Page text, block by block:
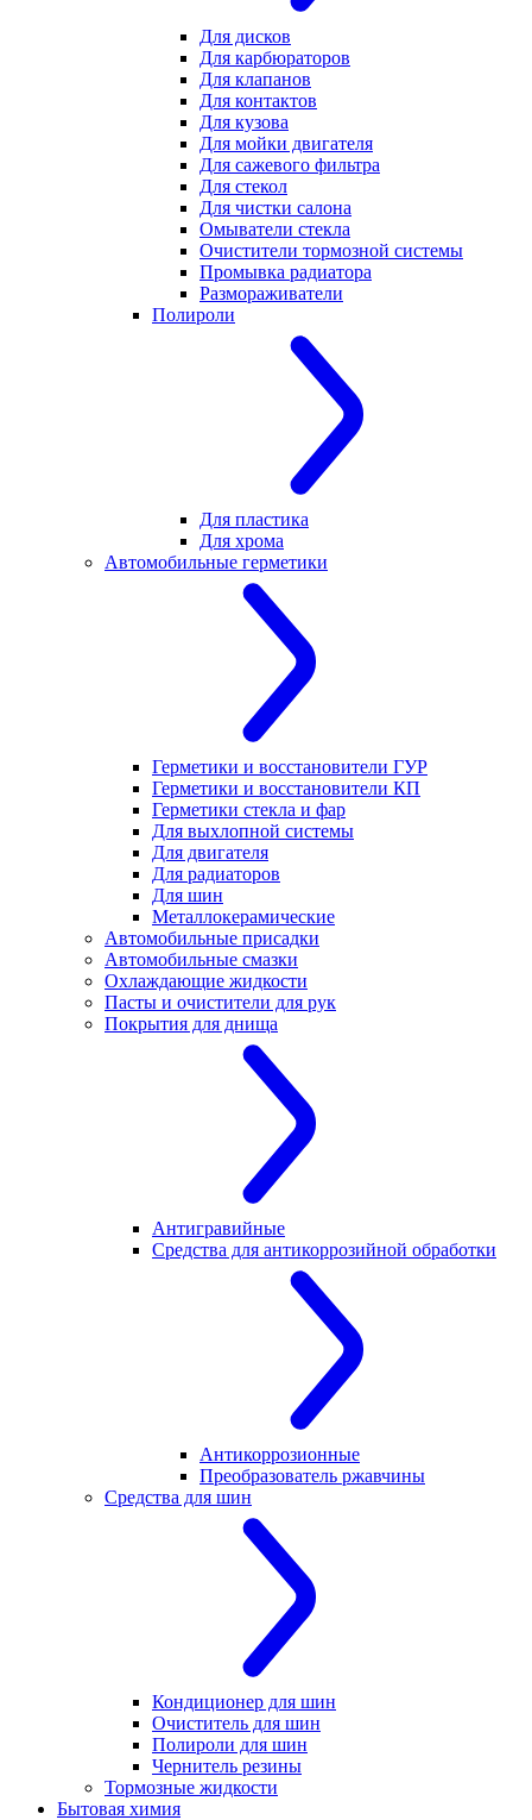
Для дисков
Для карбюраторов
Для клапанов
Для контактов
Для кузова
Для мойки двигателя
Для сажевого фильтра
Для стекол
Для чистки салона
Омыватели стекла
Очистители тормозной системы
Промывка радиатора
Размораживатели
Полироли
Для пластика
Для хрома
Автомобильные герметики
Герметики и восстановители ГУР
Герметики и восстановители КП
Герметики стекла и фар
Для выхлопной системы
Для двигателя
Для радиаторов
Для шин
Металлокерамические
Автомобильные присадки
Автомобильные смазки
Охлаждающие жидкости
Пасты и очистители для рук
Покрытия для днища
Антигравийные
Средства для антикоррозийной обработки
Антикоррозионные
Преобразователь ржавчины
Средства для шин
Кондиционер для шин
Очиститель для шин
Полироли для шин
Чернитель резины
Тормозные жидкости
Бытовая химия